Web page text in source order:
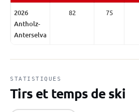
2026
Antholz-
Anterselva
82 75
STATISTIQUES
Tirs et temps de ski